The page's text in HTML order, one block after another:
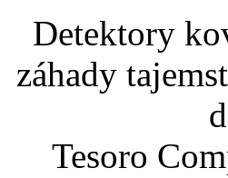
Detektory
záhady
Tesoro